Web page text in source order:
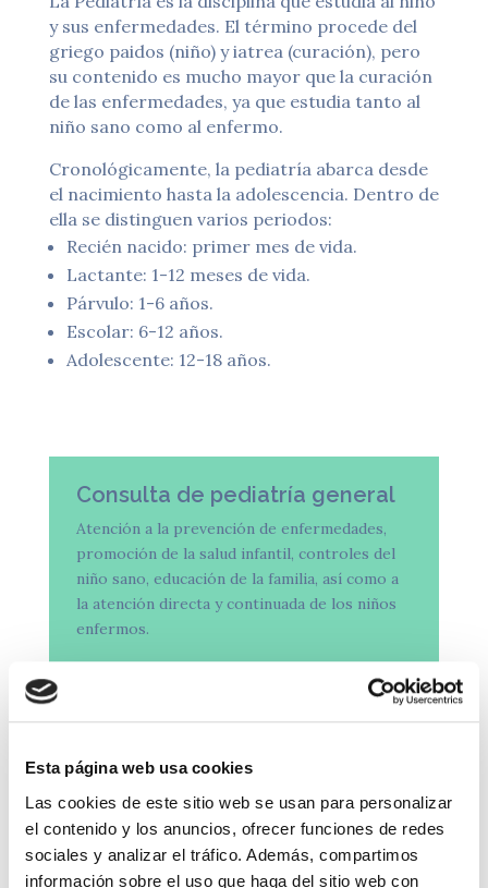
Esta página web usa cookies
Las cookies de este sitio web se usan para personalizar
el contenido y los anuncios, ofrecer funciones de redes
sociales y analizar el tráfico. Además, compartimos
información sobre el uso que haga del sitio web con
y sus enfermedades. El término procede del
griego paidos (niño) y iatrea (curación), pero
su contenido es mucho mayor que la curación
de las enfermedades, ya que estudia tanto al
niño sano como al enfermo.
Cronológicamente, la pediatría abarca desde
el nacimiento hasta la adolescencia. Dentro de
ella se distinguen varios periodos:
Recién nacido: primer mes de vida.
Lactante: 1-12 meses de vida.
Párvulo: 1-6 años.
Escolar: 6-12 años.
Adolescente: 12-18 años.
Consulta de pediatría general
Atención a la prevención de enfermedades,
promoción de la salud infantil, controles del
niño sano, educación de la familia, así como a
la atención directa y continuada de los niños
enfermos.
Atención del recién nacido sano y enfermo:
Control del recién nacido de alto riesgo:
Prematuridad